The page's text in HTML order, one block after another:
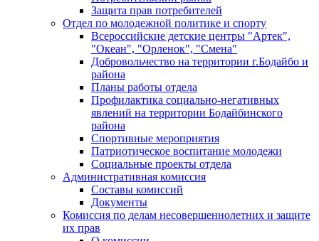
Защита прав потребителей
Отдел по молодежной политике и спорту
Всероссийские детские центры "Артек",
"Океан", "Орленок", "Смена"
Добровольчество на территории г.Бодайбо и
района
Планы работы отдела
Профилактика социально-негативных
явлений на территории Бодайбинского
района
Спортивные мероприятия
Патриотическое воспитание молодежи
Социальные проекты отдела
Административная комиссия
Составы комиссий
Документы
Комиссия по делам несовершеннолетних и защите
их прав